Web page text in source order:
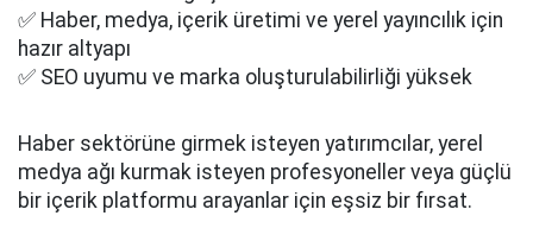
✅ Haber, medya, içerik üretimi ve yerel yayıncılık için
hazır altyapı
✅ SEO uyumu ve marka oluşturulabilirliği yüksek
Haber sektörüne girmek isteyen yatırımcılar, yerel
medya ağı kurmak isteyen profesyoneller veya güçlü
bir içerik platformu arayanlar için eşsiz bir fırsat.